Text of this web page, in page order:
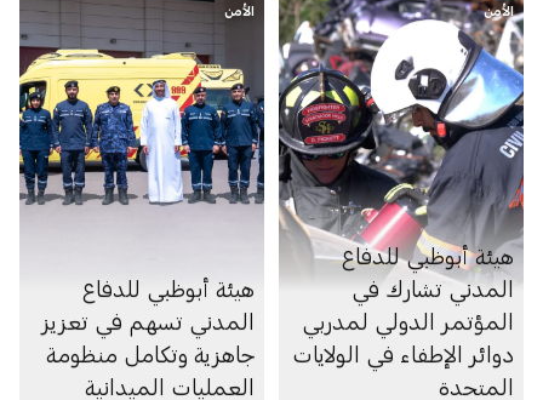
للسلامة والوقاية من
الحريق
الأمن
هيئة أبوظبي للدفاع
المدني تشارك في
المؤتمر الدولي لمدربي
دوائر الإطفاء في الولايات
المتحدة
الأمن
هيئة أبوظبي للدفاع
المدني تسهم في تعزيز
جاهزية وتكامل منظومة
العمليات الميدانية